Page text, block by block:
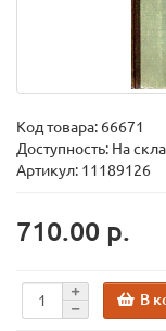
Код товара: 66671
Доступность: На
Артикул: 11189126
710.00 р.
В